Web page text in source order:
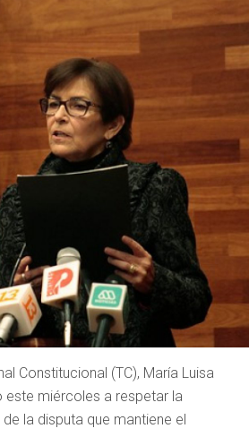
Constitucional (TC), María Luisa
este miércoles a respetar la
la disputa que mantiene el